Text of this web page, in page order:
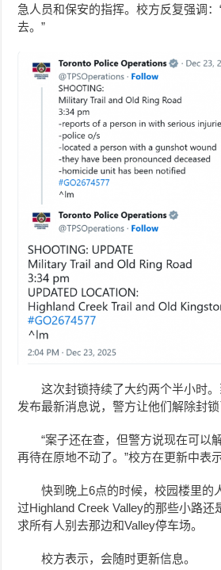
急人员和保安的指挥。校方反复强调
去。”
这次封锁持续了大约两个半小时
发布最新消息说，警方让他们解除封锁
“案子还在查，但警方说现在可以
再待在原地不动了。”校方在更新中表示
快到晚上6点的时候，校园楼里的
过Highland Creek Valley的那些小路还
求所有人别去那边和Valley停车场。
校方表示，会随时更新信息。